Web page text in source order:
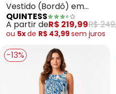
Vestido (Bordô) em
Tecido Crepe Plano
QUINTESS
A partir deR$ 219,99R$
ou 5xde R$ 43,99sem juros
-13%